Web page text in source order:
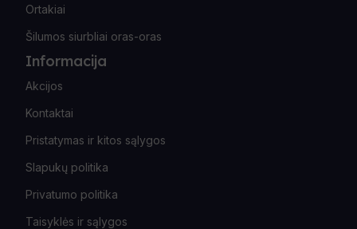
Ortakiai
Šilumos siurbliai oras-oras
Informacija
Akcijos
Kontaktai
Pristatymas ir kitos sąlygos
Slapukų politika
Privatumo politika
Taisyklės ir sąlygos